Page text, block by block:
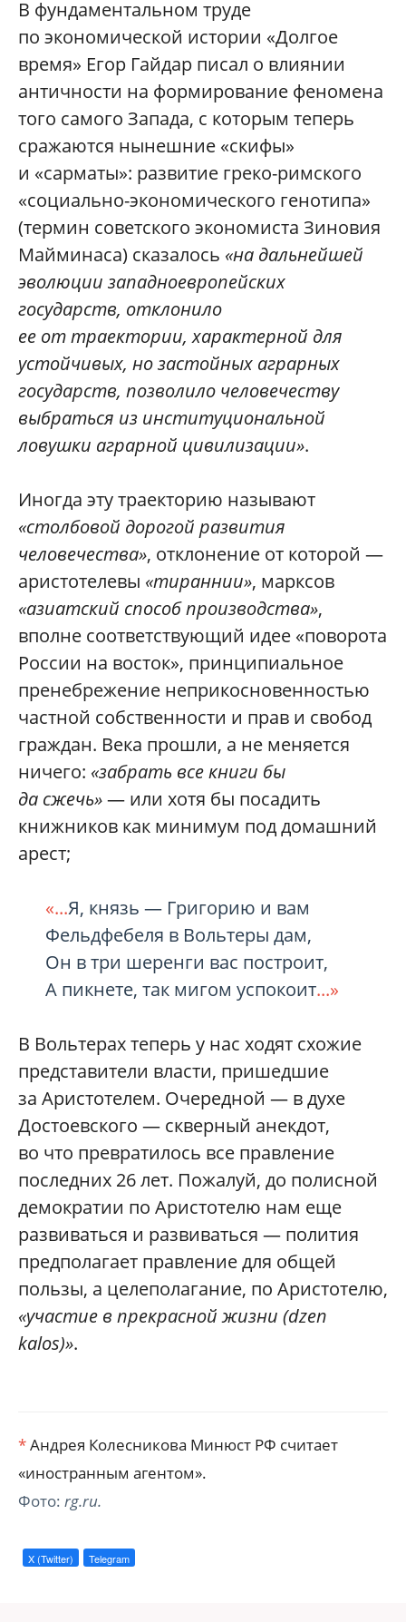
В фундаментальном труде
по экономической истории «Долгое
время» Егор Гайдар писал о влиянии
античности на формирование феномена
того самого Запада, с которым теперь
сражаются нынешние «скифы»
и «сарматы»: развитие греко-римского
«социально-экономического генотипа»
(термин советского экономиста Зиновия
Майминаса) сказалось «на дальнейшей
эволюции западноевропейских
государств, отклонило
ее от траектории, характерной для
устойчивых, но застойных аграрных
государств, позволило человечеству
выбраться из институциональной
ловушки аграрной цивилизации».
Иногда эту траекторию называют
«столбовой дорогой развития
человечества», отклонение от которой —
аристотелевы «тираннии», марксов
«азиатский способ производства»,
вполне соответствующий идее «поворота
России на восток», принципиальное
пренебрежение неприкосновенностью
частной собственности и прав и свобод
граждан. Века прошли, а не меняется
ничего: «забрать все книги бы
да сжечь»— или хотя бы посадить
книжников как минимум под домашний
арест;
«...Я, князь — Григорию и вам
Фельдфебеля в Вольтеры дам,
Он в три шеренги вас построит,
А пикнете, так мигом успокоит...»
В Вольтерах теперь у нас ходят схожие
представители власти, пришедшие
за Аристотелем. Очередной — в духе
Достоевского — скверный анекдот,
во что превратилось все правление
последних 26 лет. Пожалуй, до полисной
демократии по Аристотелю нам еще
развиваться и развиваться — полития
предполагает правление для общей
пользы, а целеполагание, по Аристотелю,
«участие в прекрасной жизни (dzen
kalos)».
*Андрея Колесникова Минюст РФ считает
«иностранным агентом».
Фото: rg.ru.
X (Twitter) Telegram